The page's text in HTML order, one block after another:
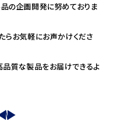
の企画開発に努めておりま
らお気軽にお声かけくださ
品質な製品をお届けできるよ